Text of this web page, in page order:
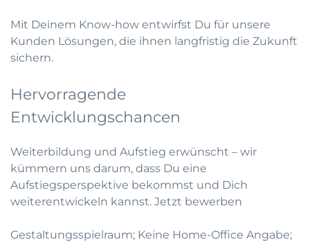
Mit Deinem Know-how entwirfst Du für unsere
Kunden Lösungen, die ihnen langfristig die Zukunft
sichern.
Hervorragende
Entwicklungschancen
Weiterbildung und Aufstieg erwünscht – wir
kümmern uns darum, dass Du eine
Aufstiegsperspektive bekommst und Dich
weiterentwickeln kannst. Jetzt bewerben
Gestaltungsspielraum; Keine Home-Office Angabe;